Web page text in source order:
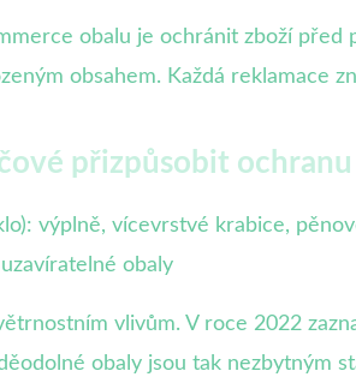
obalu je ochránit zboží před
obsahem. Každá reklamace
přizpůsobit
výplně, vícevrstvé krabice,
obaly
vlivům. V roce 2022
obaly jsou tak nezbytným